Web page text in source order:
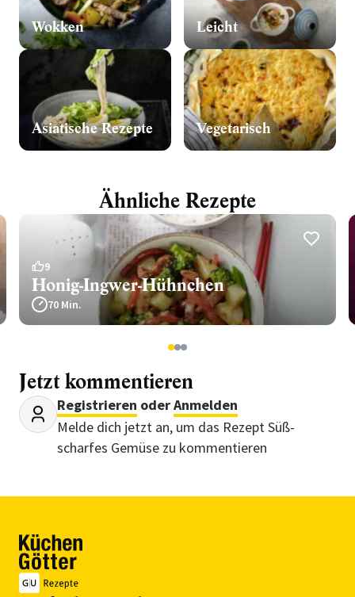
Wokken
Asiatische Rezepte
Leicht
Vegetarisch
Ähnliche Rezepte
9
Honig-Ingwer-Hühnchen
70 Min.
123
Jetzt kommentieren
Registrieren oderAnmelden
Melde dich jetzt an, um das Rezept Süß-
scharfes Gemüse zu kommentieren